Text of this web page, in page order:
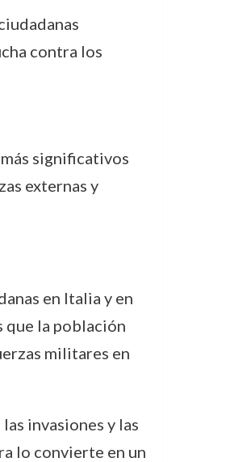
contra los
significativos
externas y
en Italia y en
que la población
militares en
invasiones y las
lo convierte en un